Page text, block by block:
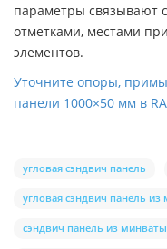
параметры связывают
отметками, местами
элементов.
Уточните опоры,
панели 1000×50 мм в
угловая сэндвич панель
угловая сэндвич панель
сэндвич панель из минваты